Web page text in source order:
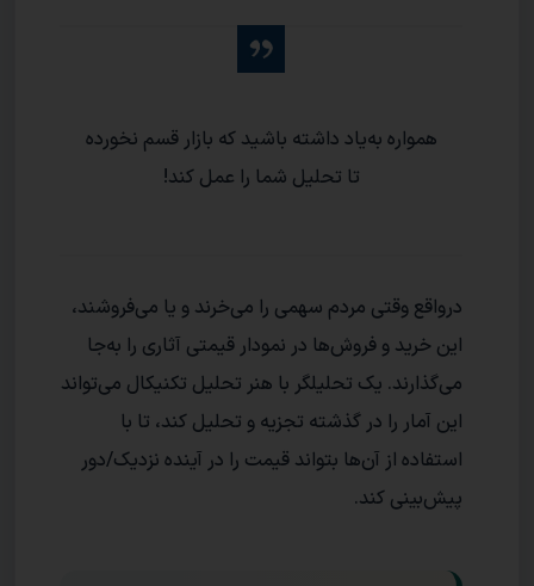
همواره به‌یاد داشته باشید که بازار قسم نخورده
تا تحلیل شما را عمل کند!
درواقع وقتی مردم سهمی را می‌خرند و یا می‌فروشند،
این خرید و فروش‌ها در نمودار قیمتی آثاری را به‌جا
می‌گذارند. یک تحلیلگر با هنر تحلیل تکنیکال می‌تواند
این آمار را در گذشته تجزیه و تحلیل کند، تا با
استفاده از آن‌ها بتواند قیمت را در آینده نزدیک/دور
پیش‌بینی کند.